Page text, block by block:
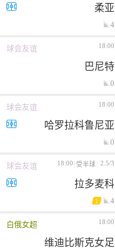
柔亚
4
球会友谊 18:00
巴尼特
0
球会友谊 18:00
哈罗拉科鲁尼亚
0
球会友谊 18:00 受半球 2.5/3
拉多麦科
1 4
白俄女超 18:00
维迪比斯克女足